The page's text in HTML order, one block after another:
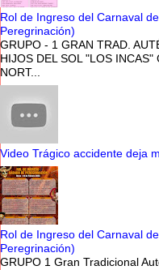
Rol de Ingreso del Carnaval
Peregrinación)
GRUPO - 1 GRAN TRAD.
HIJOS DEL SOL "LOS
NORT...
Video Trágico accidente deja
Rol de Ingreso del Carnaval
Peregrinación)
GRUPO 1 Gran Tradicional